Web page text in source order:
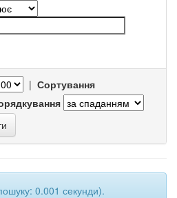
| Сортування
0.001 секунди).